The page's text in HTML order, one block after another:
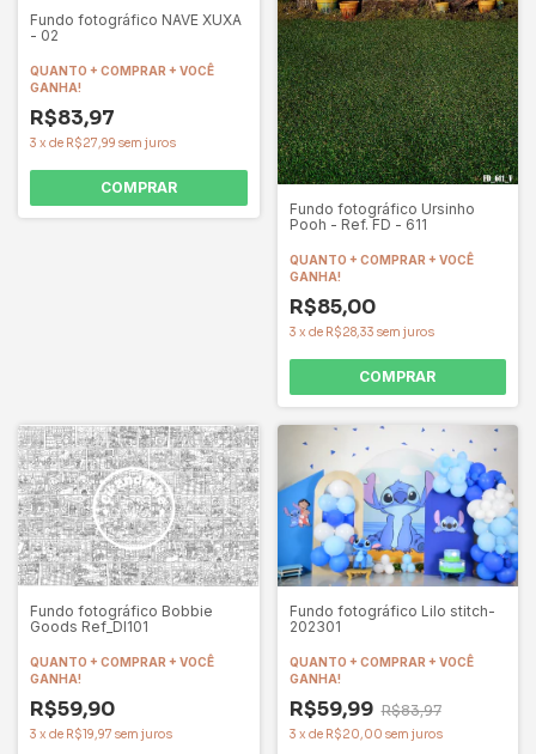
Fundo fotográfico NAVE XUXA
- 02
QUANTO + COMPRAR + VOCÊ
GANHA!
R$83,97
3 x de R$27,99 sem juros
COMPRAR
Fundo fotográfico Ursinho
Pooh - Ref. FD - 611
QUANTO + COMPRAR + VOCÊ
GANHA!
R$85,00
3 x de R$28,33 sem juros
COMPRAR
Fundo fotográfico Bobbie
Goods Ref_DI101
QUANTO + COMPRAR + VOCÊ
GANHA!
R$59,90
3 x de R$19,97 sem juros
Fundo fotográfico Lilo stitch-
202301
QUANTO + COMPRAR + VOCÊ
GANHA!
R$59,99 R$83,97
3 x de R$20,00 sem juros